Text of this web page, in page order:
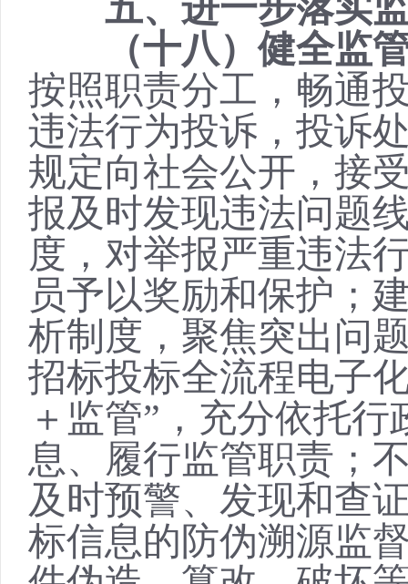
（十八）健全监
按照职责分工，畅通
违法行为投诉，投诉
规定向社会公开，接
报及时发现违法问题
度，对举报严重违法
员予以奖励和保护；
析制度，聚焦突出问
招标投标全流程电子
＋监管”，充分依托
息、履行监管职责；
及时预警、发现和查
标信息的防伪溯源监